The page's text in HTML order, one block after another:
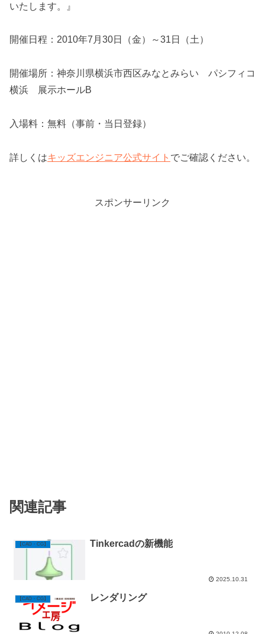
いたします。』
開催日程：2010年7月30日（金）～31日（土）
開催場所：神奈川県横浜市西区みなとみらい パシフィコ
横浜 展示ホールB
入場料：無料（事前・当日登録）
詳しくはキッズエンジニア公式サイト でご確認ください。
スポンサーリンク
関連記事
【CAD・CG】 Tinkercadの新機能
2025.10.31
【CAD・CG】 レンダリング